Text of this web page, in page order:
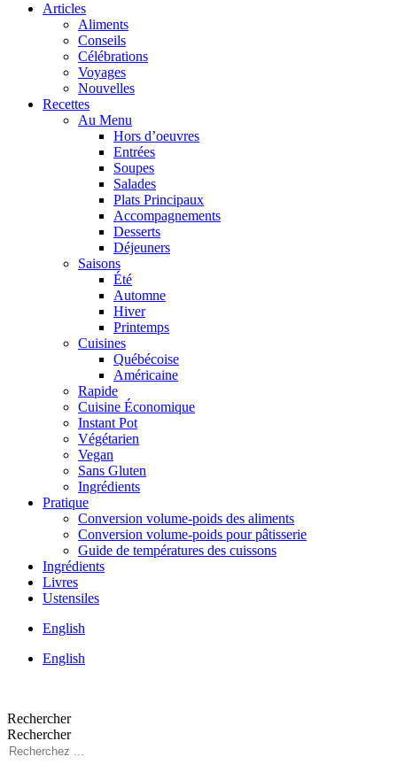
Articles
Aliments
Conseils
Célébrations
Voyages
Nouvelles
Recettes
Au Menu
Hors d’oeuvres
Entrées
Soupes
Salades
Plats Principaux
Accompagnements
Desserts
Déjeuners
Saisons
Été
Automne
Hiver
Printemps
Cuisines
Québécoise
Américaine
Rapide
Cuisine Économique
Instant Pot
Végétarien
Vegan
Sans Gluten
Ingrédients
Pratique
Conversion volume-poids des aliments
Conversion volume-poids pour pâtisserie
Guide de températures des cuissons
Ingrédients
Livres
Ustensiles
English
English
Rechercher
Rechercher